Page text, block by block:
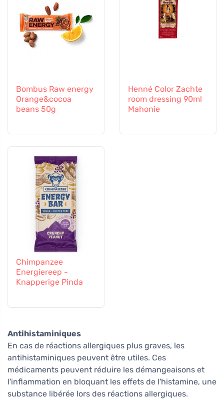
Bombus Raw energy
Orange&cocoa
beans 50g
Henné Color Zachte
room dressing 90ml
Mahonie
Chimpanzee
Energiereep -
Knapperige Pinda
Antihistaminiques
En cas de réactions allergiques plus graves, les
antihistaminiques peuvent être utiles. Ces
médicaments peuvent réduire les démangeaisons et
l'inflammation en bloquant les effets de l'histamine, une
substance libérée lors des réactions allergiques.